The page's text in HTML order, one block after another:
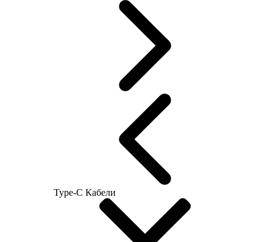
Type-C Кабели